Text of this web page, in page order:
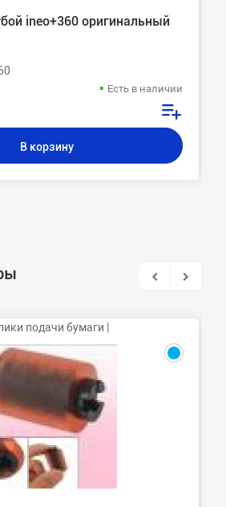
ineo+360 оригинальный
Есть в наличии
В корзину
подачи бумаги |